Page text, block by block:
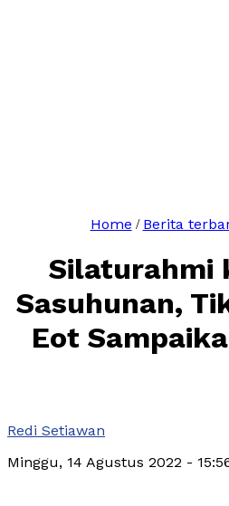
Home / Berita
Silaturahmi
Sasuhunan,
Eot
Redi Setiawan
Minggu, 14 Agustus 2022 -